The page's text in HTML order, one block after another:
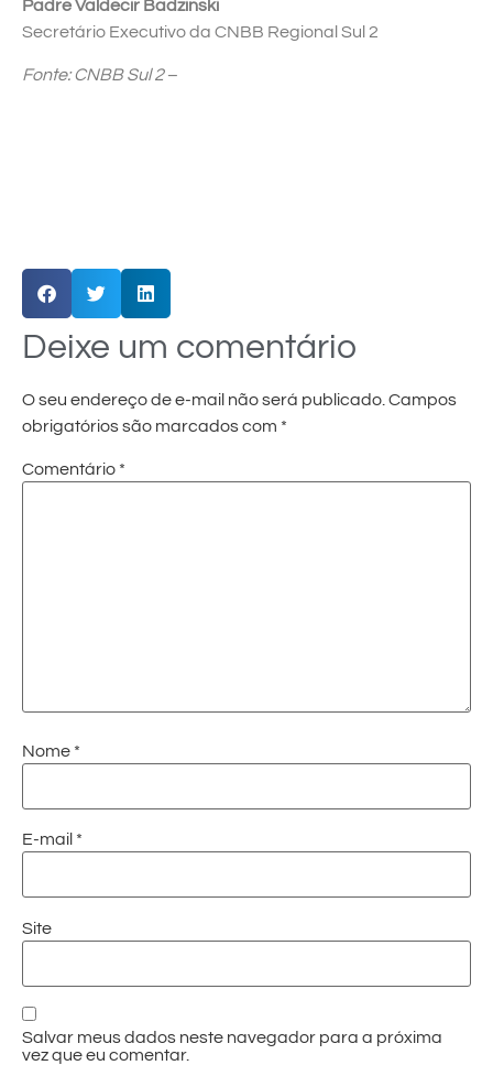
Padre Valdecir Badzinski
Secretário Executivo da CNBB Regional Sul 2
Fonte: CNBB Sul 2–
Deixe um comentário
O seu endereço de e-mail não será publicado. Campos
obrigatórios são marcados com *
Comentário *
Nome *
E-mail *
Site
Salvar meus dados neste navegador para a próxima
vez que eu comentar.